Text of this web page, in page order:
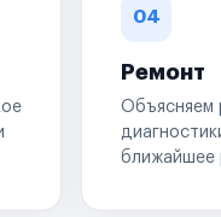
04
Ремонт
Объясняем
ближайшее